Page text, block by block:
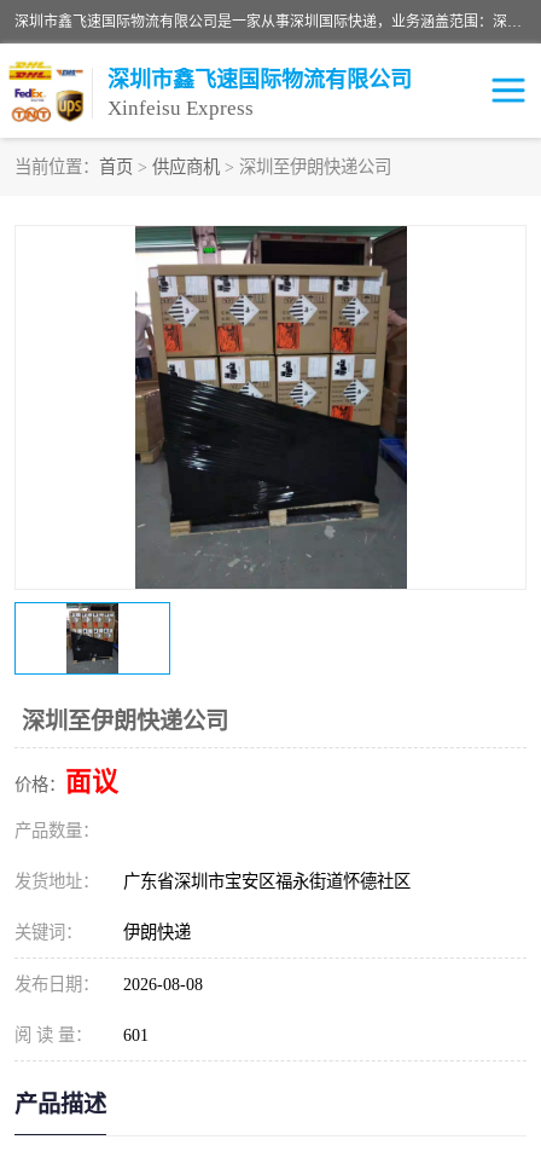
深圳市鑫飞速国际物流有限公司是一家从事深圳国际快递，业务涵盖范围：深圳DHL国际快递、深圳国际快递公司、深圳国际物流公司、深圳国际快递、深圳DHL国际快递电话可拨打全国服务热线：15019287411。欢迎各位亲来人来电到我司洽谈合作。
深圳市鑫飞速国际物流有限公司
Xinfeisu Express
当前位置： 首页 > 供应商机 > 深圳至伊朗快递公司
深圳至伊朗快递公司
价格： 面议
产品数量：
发货地址： 广东省深圳市宝安区福永街道怀德社区
关键词： 伊朗快递
发布日期： 2026-08-08
阅 读 量： 601
产品描述
巴西快递
深圳DHL国际快递 伊朗快递
UPS国际快递 深圳国际快递公司
深圳国际物流公司 深圳国际快递电话
DHL国际快递电话 深圳国际快递
新能源电池出口物流